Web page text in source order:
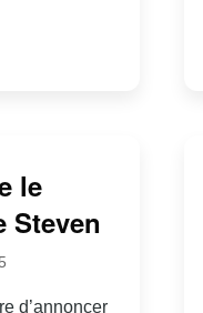
le
Steven
d’annoncer